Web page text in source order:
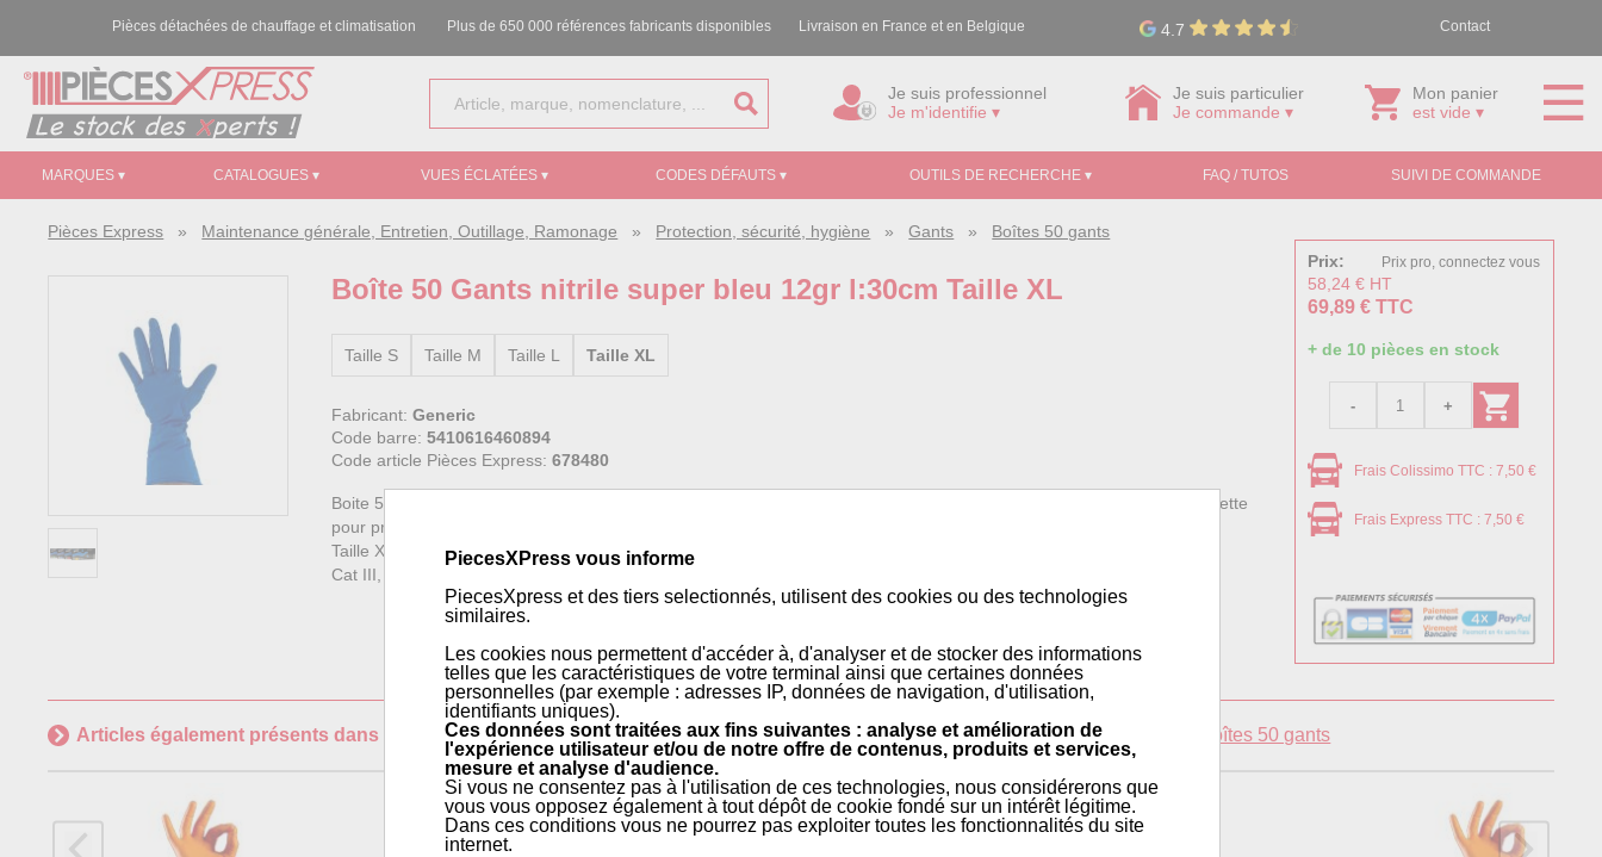
Pièces détachées de chauffage et climatisation Plus de 650 000 références fabricants disponibles Livraison en France et en Belgique 4.7 Contact
Je suis professionnel
Je m'identifie ▾
Je suis particulier
Je commande ▾
Mon panier
est vide ▾
MARQUES ▾ CATALOGUES ▾ VUES ÉCLATÉES ▾ CODES DÉFAUTS ▾ OUTILS DE RECHERCHE ▾ FAQ / TUTOS SUIVI DE COMMANDE
Pièces Express » Maintenance générale, Entretien, Outillage, Ramonage » Protection, sécurité, hygiène »Gants » Boîtes 50 gants
Boîte 50 Gants nitrile super bleu 12gr l:30cm Taille XL
Taille S Taille M Taille L Taille XL
Fabricant: Generic
Code barre: 5410616460894
Code article Pièces Express: 678480
Boite 50 gants nitriles bleu, très résistants non poudrés. Texture picots pour une meilleure adhérence + longue manchette
pour protection des poignets.
Taille XL
Cat III, norme CE
Prix: Prix pro, connectez vous
58,24 € HT
69,89 € TTC
+ de 10 pièces en stock
Frais Colissimo TTC : 7,50 €
Frais Express TTC : 7,50 €
Articles également présents dans Maintenance générale, Entretien, Outillage, Ramonage»Protection, sécurité, hygiène Boîtes 50 gants
PiecesXPress vous informe
PiecesXpress et des tiers selectionnés, utilisent des cookies ou des technologies
similaires.
Les cookies nous permettent d'accéder à, d'analyser et de stocker des informations
telles que les caractéristiques de votre terminal ainsi que certaines données
personnelles (par exemple : adresses IP, données de navigation, d'utilisation,
identifiants uniques).
Ces données sont traitées aux fins suivantes : analyse et amélioration de
l'expérience utilisateur et/ou de notre offre de contenus, produits et services,
mesure et analyse d'audience.
Si vous ne consentez pas à l'utilisation de ces technologies, nous considérerons que
vous vous opposez également à tout dépôt de cookie fondé sur un intérêt légitime.
Dans ces conditions vous ne pourrez pas exploiter toutes les fonctionnalités du site
internet.